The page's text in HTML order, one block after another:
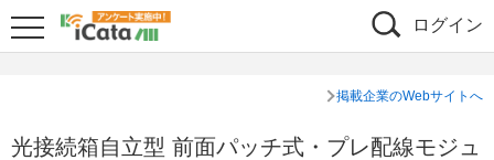
ログイン
掲載企業のWebサイトへ
光接続箱自立型 前面パッチ式・プレ配線モジュ